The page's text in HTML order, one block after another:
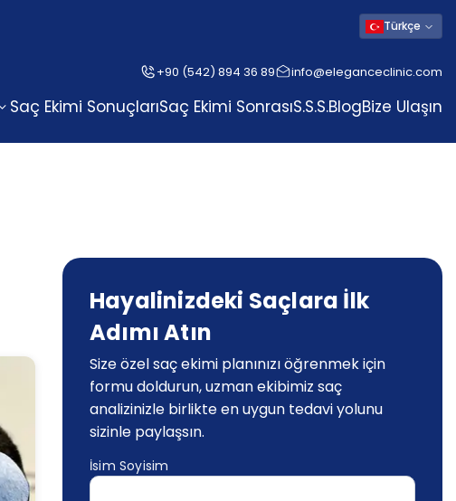
Türkçe
+90 (542) 894 36 89 info@eleganceclinic.com
Saç Ekimi SonuçlarıSaç Ekimi SonrasıS.S.S.BlogBize Ulaşın
Hayalinizdeki Saçlara İlk
Adımı Atın
Size özel saç ekimi planınızı öğrenmek için
formu doldurun, uzman ekibimiz saç
analizinizle birlikte en uygun tedavi yolunu
sizinle paylaşsın.
İsim Soyisim